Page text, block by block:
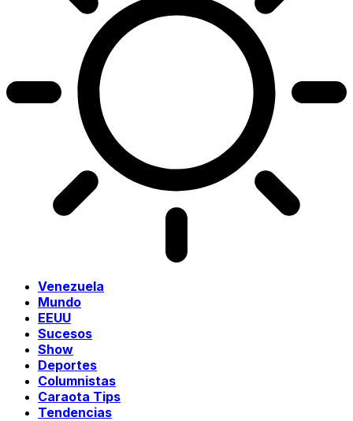
Venezuela
Mundo
EEUU
Sucesos
Show
Deportes
Columnistas
Caraota Tips
Tendencias